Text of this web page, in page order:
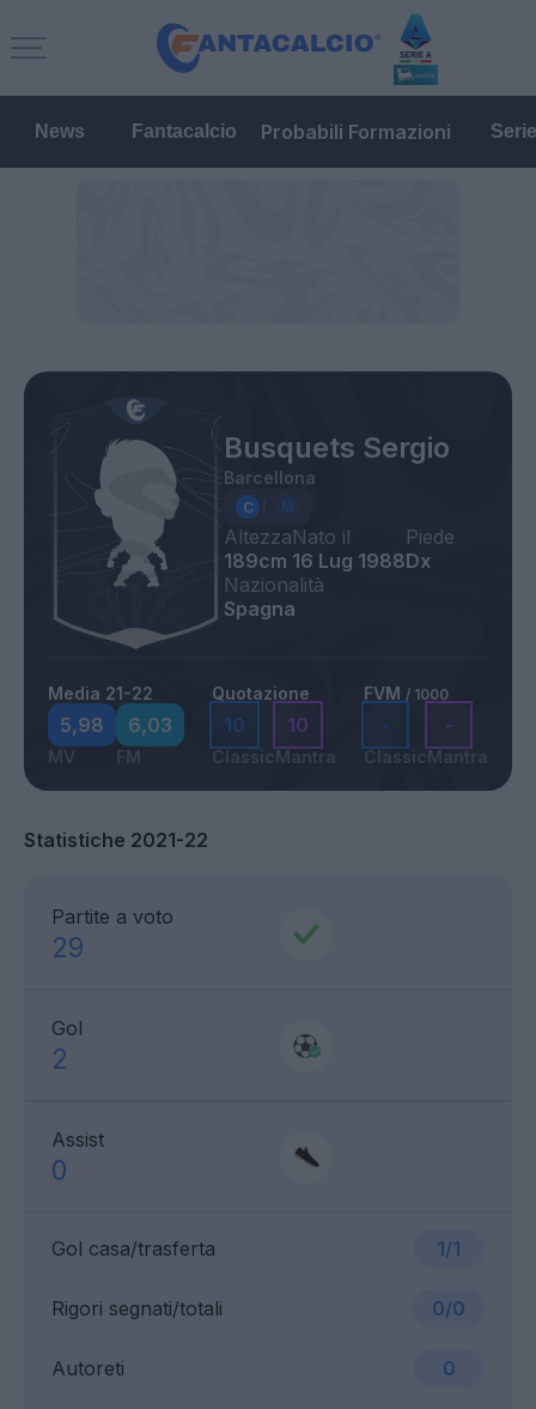
News Fantacalcio Probabili Formazioni
Busquets Sergio
Barcellona
Altezza
189cm
Nato il
16 Lug 1988
Piede
Dx
Nazionalità
Spagna
Media 21-22
5,98
MV
6,03
FM
Quotazione
10
Classic
10
Mantra
FVM / 1000
-
Classic
-
Mantra
Statistiche 2021-22
Partite a voto
29
Gol
2
Assist
0
Gol casa/trasferta 1/1
Rigori segnati/totali 0/0
Autoreti 0